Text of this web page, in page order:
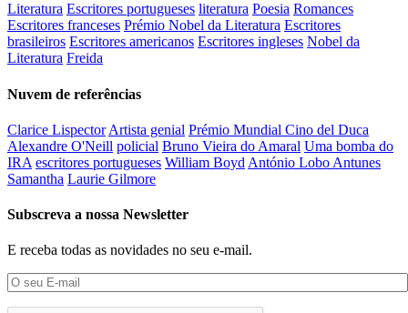
Literatura Escritores portugueses literatura Poesia Romances
Escritores franceses Prémio Nobel da Literatura Escritores
brasileiros Escritores americanos Escritores ingleses Nobel da
Literatura Freida
Nuvem de referências
Clarice Lispector Artista genial Prémio Mundial Cino del Duca
Alexandre O'Neill policial Bruno Vieira do Amaral Uma bomba do
IRA escritores portugueses William Boyd António Lobo Antunes
Samantha Laurie Gilmore
Subscreva a nossa Newsletter
E receba todas as novidades no seu e-mail.